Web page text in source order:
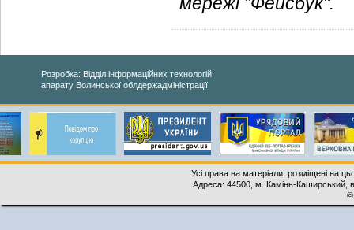
Розробка: Відділ інформаційних технологій
апарату Волинської облдержадміністрації
Усі права на матеріали, розміщені на
Адреса: 44500, м. Камінь-Каширський,
©